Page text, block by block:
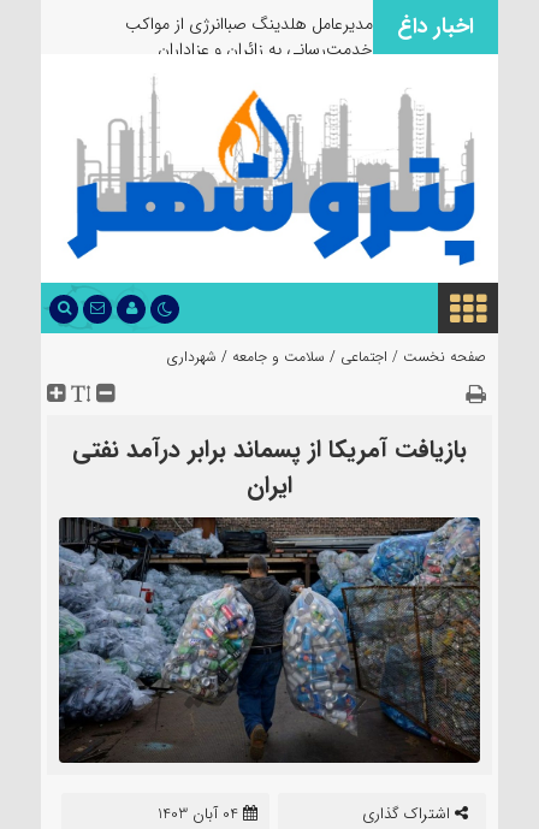
اخبار داغ
مدیرعامل هلدینگ صباانرژی از مواکب
خدمت‌رسانی به زائران و عزاداران بازدید کرد
صفحه نخست / اجتماعی / سلامت و جامعه / شهرداری
بازیافت آمریکا از پسماند برابر درآمد نفتی
ایران
اشتراک گذاری
04 آبان 1403